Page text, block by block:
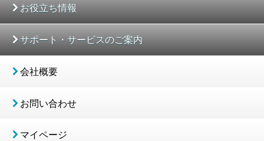
お役立ち情報
サポート・サービスのご案内
会社概要
お問い合わせ
マイページ